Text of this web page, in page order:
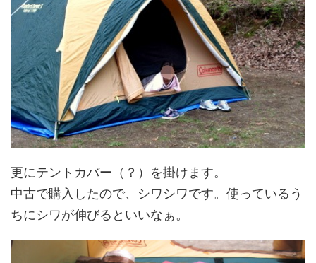
更にテントカバー（？）を掛けます。
中古で購入したので、シワシワです。使っているう
ちにシワが伸びるといいなぁ。